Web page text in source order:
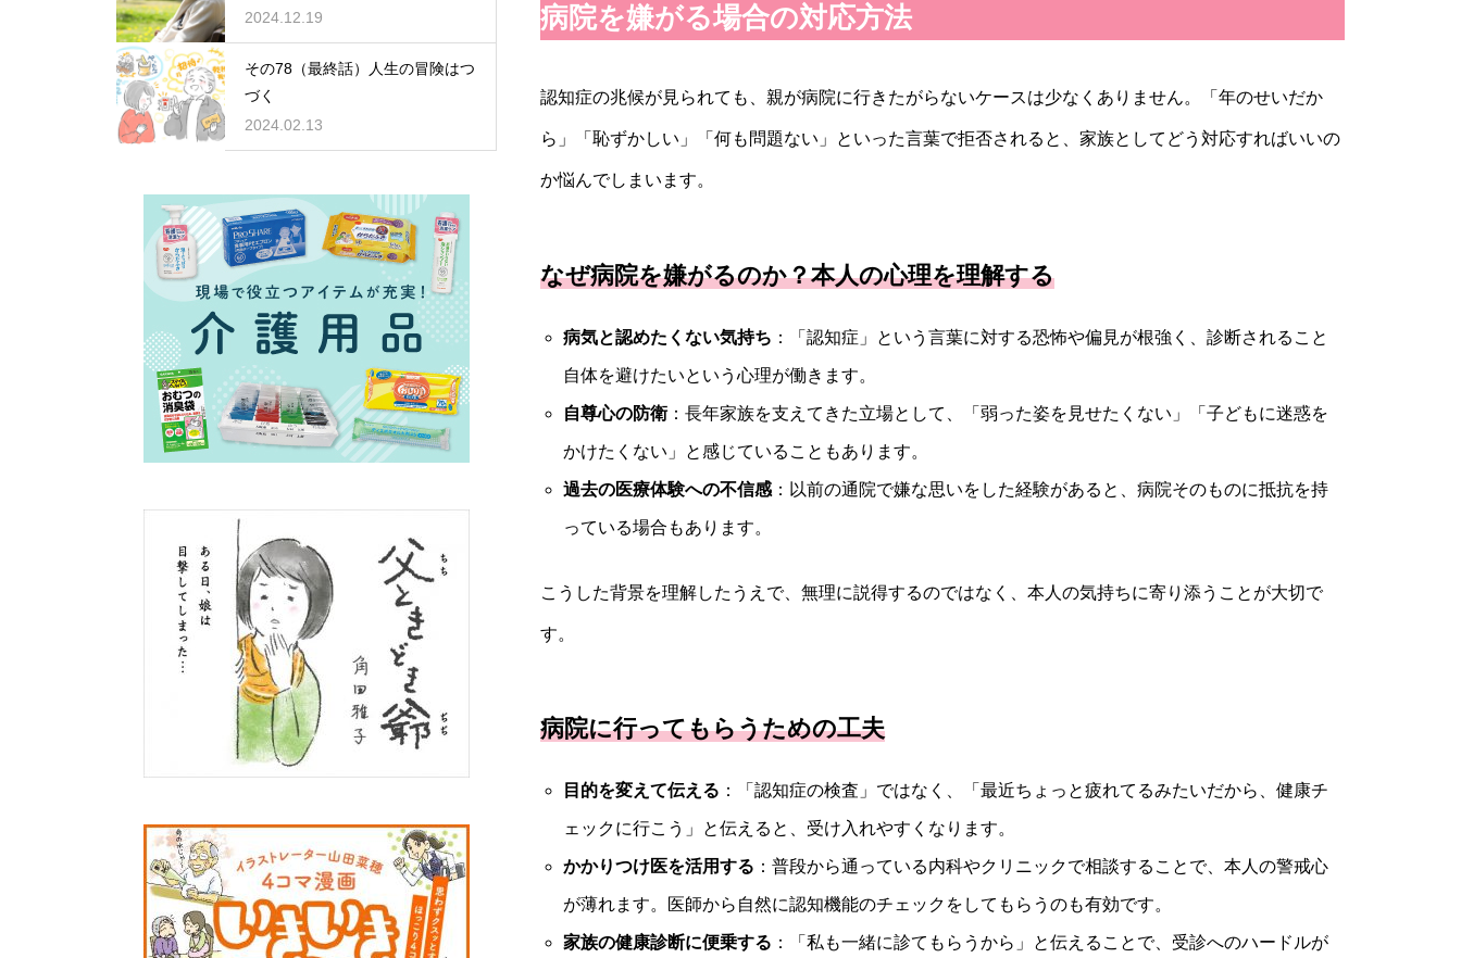
病院を嫌がる場合の対応方法
認知症の兆候が見られても、親が病院に行きたがらないケースは少なくありません。「年のせいだか
ら」「恥ずかしい」「何も問題ない」といった言葉で拒否されると、家族としてどう対応すればいいの
か悩んでしまいます。
なぜ病院を嫌がるのか？本人の心理を理解する
病気と認めたくない気持ち ：「認知症」という言葉に対する恐怖や偏見が根強く、診断されること
自体を避けたいという心理が働きます。
自尊心の防衛：長年家族を支えてきた立場として、「弱った姿を見せたくない」「子どもに迷惑を
かけたくない」と感じていることもあります。
過去の医療体験への不信感：以前の通院で嫌な思いをした経験があると、病院そのものに抵抗を持
っている場合もあります。
こうした背景を理解したうえで、無理に説得するのではなく、本人の気持ちに寄り添うことが大切で
す。
病院に行ってもらうための工夫
目的を変えて伝える ：「認知症の検査」ではなく、「最近ちょっと疲れてるみたいだから、健康チ
ェックに行こう」と伝えると、受け入れやすくなります。
かかりつけ医を活用する ：普段から通っている内科やクリニックで相談することで、本人の警戒心
が薄れます。医師から自然に認知機能のチェックをしてもらうのも有効です。
家族の健康診断に便乗する ：「私も一緒に診てもらうから」と伝えることで、受診へのハードルが
2024.12.19
その78（最終話）人生の冒険はつ
づく
2024.02.13